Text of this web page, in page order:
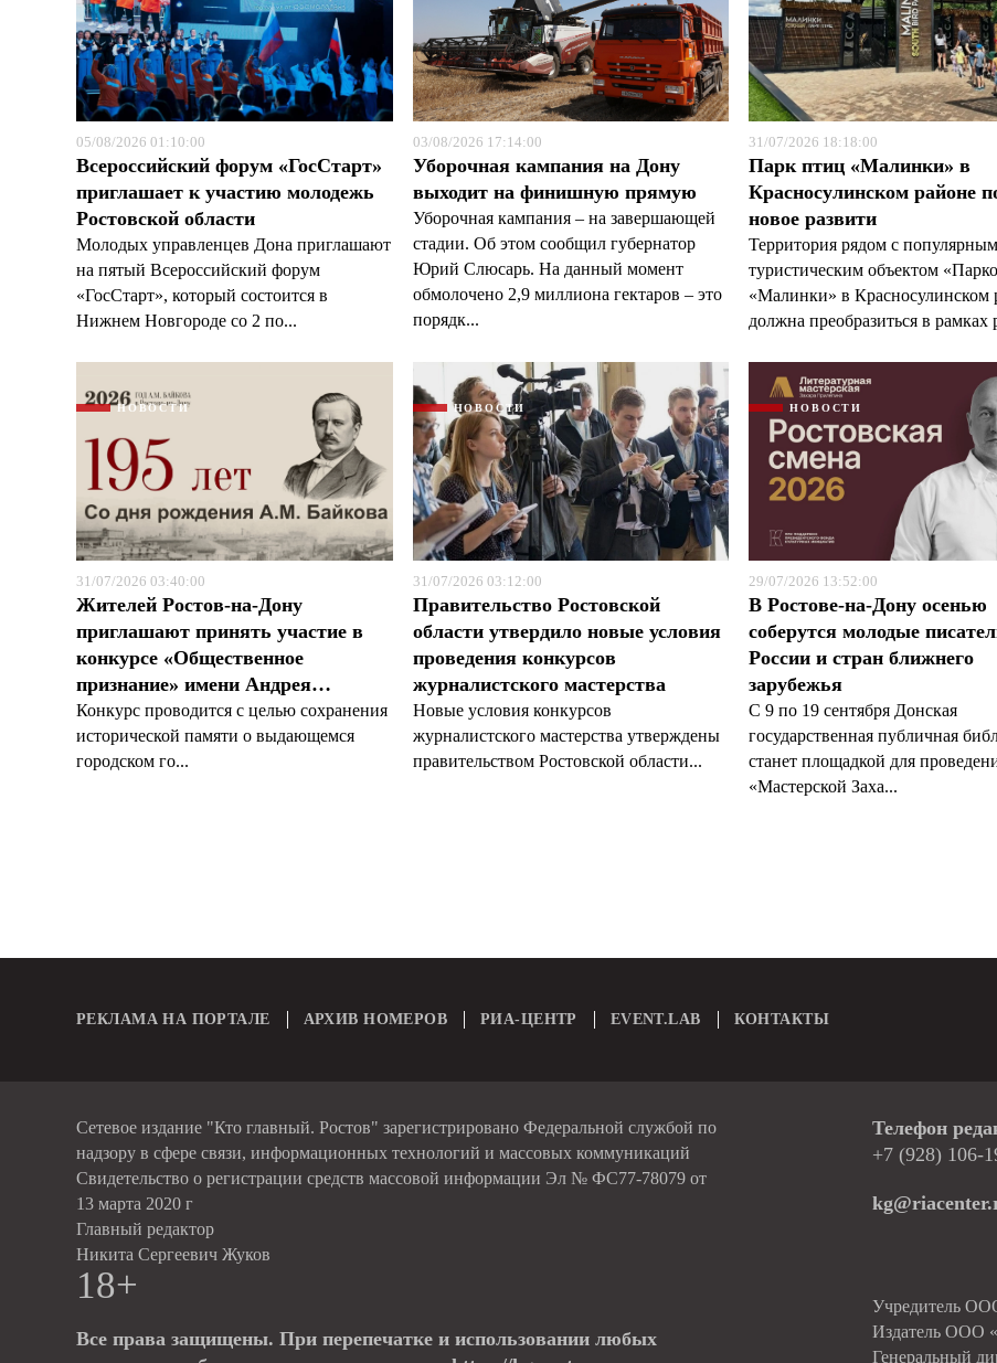
05/08/2026 01:10:00
Всероссийский форум «ГосСтарт»
приглашает к участию молодежь
Ростовской области
Молодых управленцев Дона приглашают
на пятый Всероссийский форум
«ГосСтарт», который состоится в
Нижнем Новгороде со 2 по...
03/08/2026 17:14:00
Уборочная кампания на Дону
выходит на финишную прямую
Уборочная кампания – на завершающей
стадии. Об этом сообщил губернатор
Юрий Слюсарь. На данный момент
обмолочено 2,9 миллиона гектаров – это
порядк...
31/07/2026 18:18:00
Парк птиц «Малинки» в
Красносулинском районе
новое развити
Территория рядом с популярным
туристическим объектом
«Малинки» в Красносулинском
должна преобразиться в рамках
НОВОСТИ
31/07/2026 03:40:00
Жителей Ростов-на-Дону
приглашают принять участие в
конкурсе «Общественное
признание» имени Андрея…
Конкурс проводится с целью сохранения
исторической памяти о выдающемся
городском го...
НОВОСТИ
31/07/2026 03:12:00
Правительство Ростовской
области утвердило новые условия
проведения конкурсов
журналистского мастерства
Новые условия конкурсов
журналистского мастерства утверждены
правительством Ростовской области...
НОВОСТИ
29/07/2026 13:52:00
В Ростове-на-Дону осенью
соберутся молодые
России и стран ближнего
зарубежья
С 9 по 19 сентября Донская
государственная публичная
станет площадкой для
«Мастерской Заха...
Я согласен с политикой конфиденциальности и защиты информации*
РЕКЛАМА НА ПОРТАЛЕ АРХИВ НОМЕРОВ РИА-ЦЕНТР EVENT.LAB КОНТАКТЫ
Сетевое издание "Кто главный. Ростов" зарегистрировано Федеральной службой по
надзору в сфере связи, информационных технологий и массовых коммуникаций
Свидетельство о регистрации средств массовой информации Эл № ФС77-78079 от
13 марта 2020 г
Главный редактор
Никита Сергеевич Жуков
18+
Все права защищены. При перепечатке и использовании любых
Телефон
+7 (928) 106-
Учредитель
Издатель ООО
Генеральный
Я согласен с политикой конфиденциальности и защиты информации*